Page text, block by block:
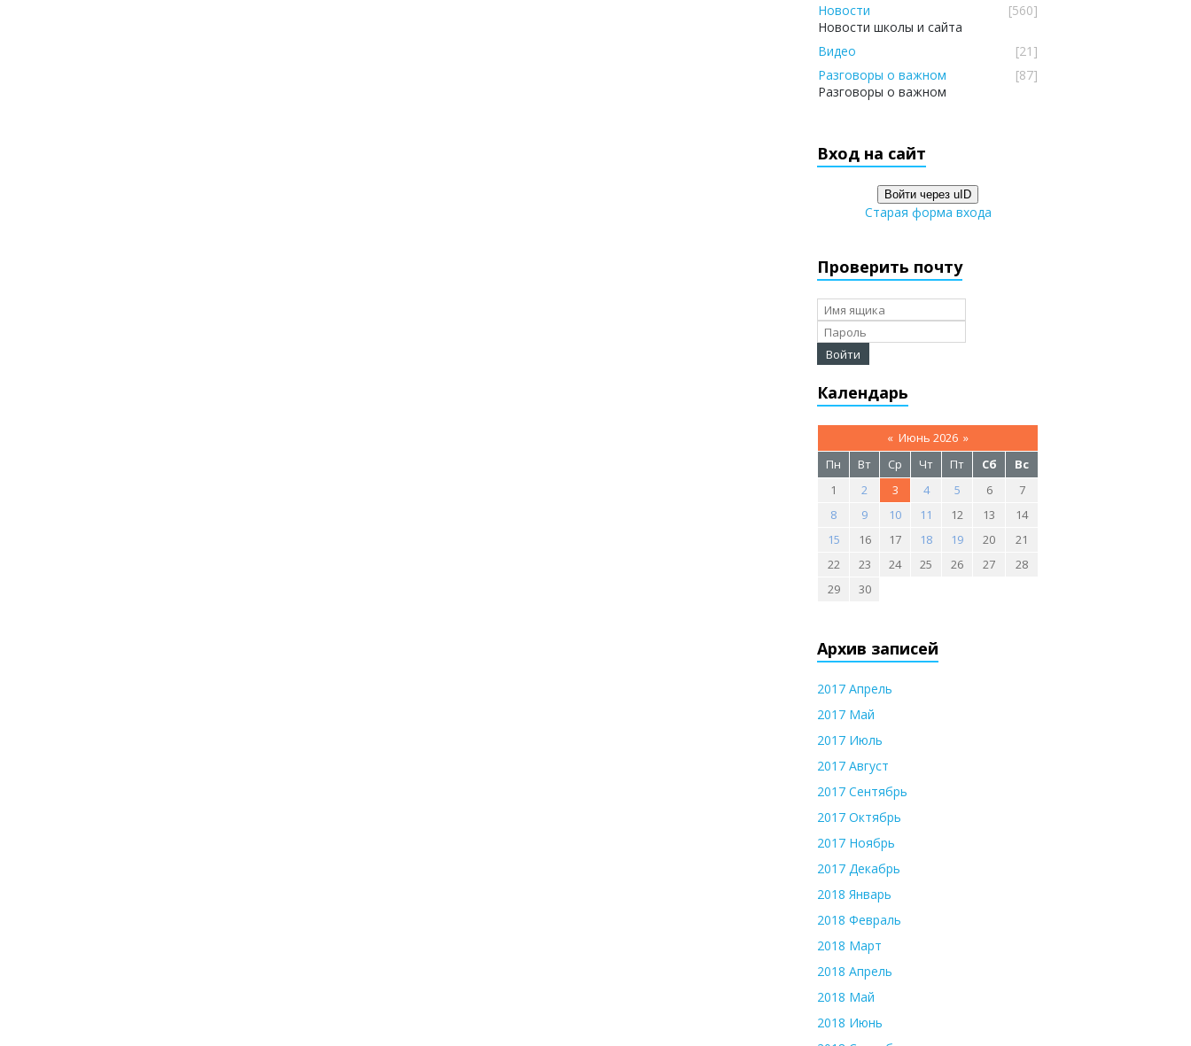
Новости
[560]
Новости школы и сайта
Видео
[21]
Разговоры о важном
[87]
Разговоры о важном
Вход на сайт
Войти через uID
Старая форма входа
Проверить почту
Календарь
« Июнь 2026 »
Пн
Вт Ср Чт Пт Сб
Вс
1
2 3 4 5 6
7
8
9 10 11 12 13
14
15
16 17 18 19 20
21
22
23 24 25 26 27
28
29
30
Архив записей
2017 Апрель
2017 Май
2017 Июль
2017 Август
2017 Сентябрь
2017 Октябрь
2017 Ноябрь
2017 Декабрь
2018 Январь
2018 Февраль
2018 Март
2018 Апрель
2018 Май
2018 Июнь